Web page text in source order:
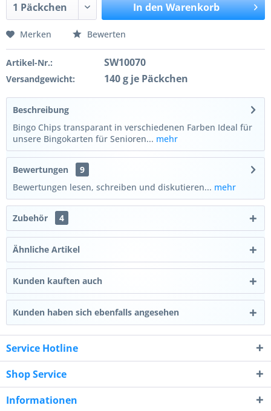
In denWarenkorb
Merken Bewerten
Artikel-Nr.: SW10070
Versandgewicht: 140 g je Päckchen
Beschreibung
Bingo Chips transparant in verschiedenen Farben Ideal für
unsere Bingokarten für Senioren... mehr
Bewertungen
9
Bewertungen lesen, schreiben und diskutieren... mehr
Zubehör 4
Ähnliche Artikel
Kunden kauften auch
Kunden haben sich ebenfalls angesehen
Service Hotline
Shop Service
Informationen